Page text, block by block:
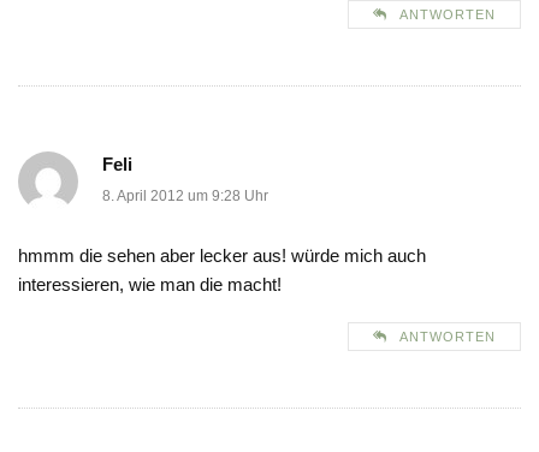
ANTWORTEN
Feli
8. April 2012 um 9:28 Uhr
hmmm die sehen aber lecker aus! würde mich auch
interessieren, wie man die macht!
ANTWORTEN